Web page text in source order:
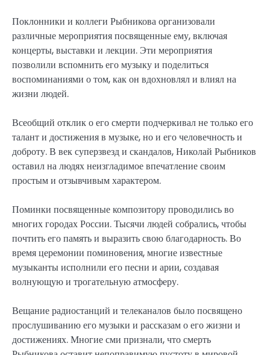
Поклонники и коллеги Рыбникова организовали
различные мероприятия посвященные ему, включая
концерты, выставки и лекции. Эти мероприятия
позволили вспомнить его музыку и поделиться
воспоминаниями о том, как он вдохновлял и влиял на
жизни людей.
Всеобщий отклик о его смерти подчеркивал не только его
талант и достижения в музыке, но и его человечность и
доброту. В век суперзвезд и скандалов, Николай Рыбников
оставил на людях неизгладимое впечатление своим
простым и отзывчивым характером.
Поминки посвященные композитору проводились во
многих городах России. Тысячи людей собрались, чтобы
почтить его память и выразить свою благодарность. Во
время церемонии поминовения, многие известные
музыканты исполнили его песни и арии, создавая
волнующую и трогательную атмосферу.
Вещание радиостанций и телеканалов было посвящено
прослушиванию его музыки и рассказам о его жизни и
достижениях. Многие сми признали, что смерть